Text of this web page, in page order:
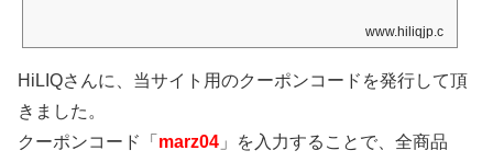
www.hiliqjp.com
HiLIQさんに、当サイト用のクーポンコードを発行して頂
きました。
クーポンコード「 marz04 」を入力することで、全商品